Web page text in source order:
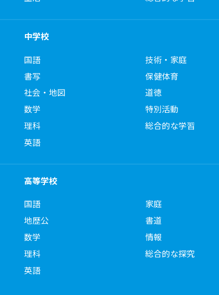
中学校
国語
書写
社会・地図
数学
理科
英語
技術・家庭
保健体育
道徳
特別活動
総合的な学習
高等学校
国語
地歴公
数学
理科
英語
家庭
書道
情報
総合的な探究